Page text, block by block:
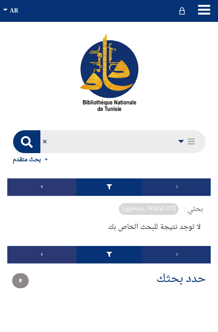
بحث متقدم
بحثي : Eggleston, Wilfrid. 070
لا توجد نتيجة للبحث الخاص بك
حدد بحثك